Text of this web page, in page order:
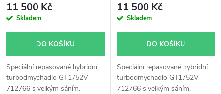
11 500 Kč
Skladem
DO KOŠÍKU
Speciální repasované hybridní
turbodmychadlo GT1752V
712766 s velkým sáním.
11 500 Kč
Skladem
DO KOŠÍKU
Speciální repasované hybridní
turbodmychadlo GT1752V
712766 s velkým sáním.